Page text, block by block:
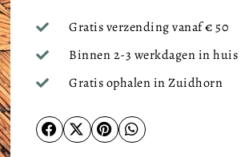
Gratis verzending vanaf € 50
Binnen 2-3 werkdagen in huis
Gratis ophalen in Zuidhorn